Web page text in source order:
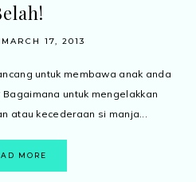
17, 2013
untuk membawa anak anda
untuk mengelakkan
atau kecederaan si manja...
MORE